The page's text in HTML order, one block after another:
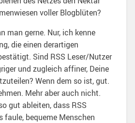
voller Blogblüten?
man gerne. Nur, ich kenne
die einen derartigen
Sind RSS Leser/Nutzer
und zugleich affiner, Deine
Wenn dem so ist, gut.
Mehr aber auch nicht.
gut ableiten, dass RSS
faule, bequeme Menschen